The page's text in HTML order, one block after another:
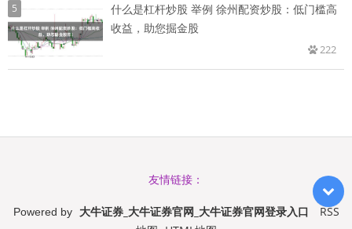
5
什么是杠杆炒股 举例 徐州配资炒股：低门槛高
收益，助您掘金股
222
友情链接：
Powered by 大牛证券_大牛证券官网_大牛证券官网登录入口
RSS